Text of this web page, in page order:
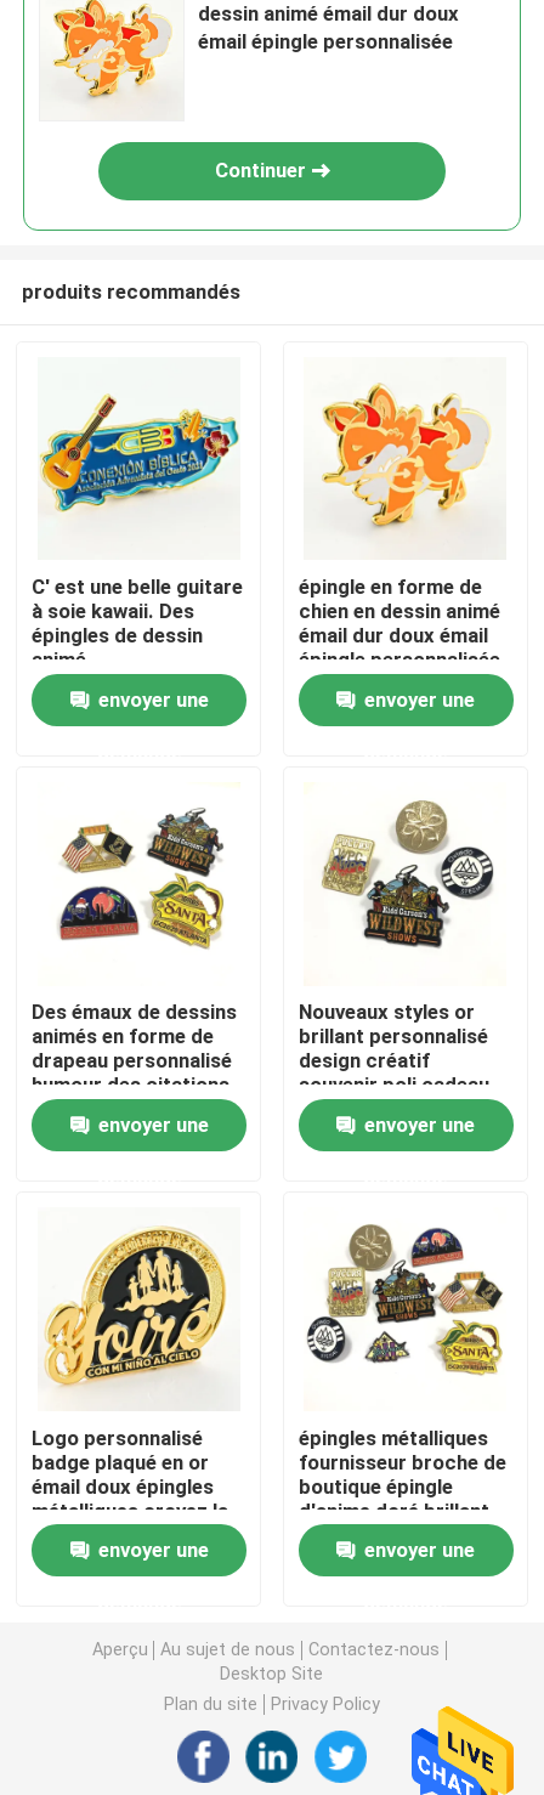
Produits
Vidéos
Visite d'usine
Contrôle de la qualité
Contact
nouvelles
Goupilles de revers en métal
Pièces de monnaie de défi en métal
Médaille de sports en métal
Chaîne principale personnalisée
insigne de goupille de revers
Ouvreur de vin en métal
Agrafe de lien de chemise
dessin animé émail dur doux
émail épingle personnalisée
Continuer
produits recommandés
C' est une belle guitare
à soie kawaii. Des
épingles de dessin
animé.
envoyer une
épingle en forme de
chien en dessin animé
émail dur doux émail
épingle personnalisée
envoyer une
Des émaux de dessins
animés en forme de
drapeau personnalisé
humour des citations
drôles broches sac
vêtements épingle à
revers badge
envoyer une
Nouveaux styles or
brillant personnalisé
design créatif
souvenir poli cadeau
métal chemise vintage
lamelle broche
envoyer une
Logo personnalisé
badge plaqué en or
émail doux épingles
métalliques croyez la
promesse épingle de
cheminéeenvoyer une
épingles métalliques
fournisseur broche de
boutique épingle
d'anime doré brillant
fabricant émail dur
doux épingle
personnalisée badge
envoyer une
Aperçu Au sujet de nous
Contactez-nous
Desktop Site
Plan du site
Privacy Policy